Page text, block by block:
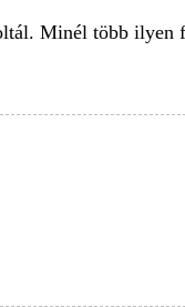
Minél több ilyen